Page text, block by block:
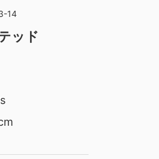
14
ッド